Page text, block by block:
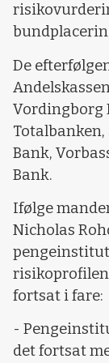
De
Vordingborg
Totalbanken,
Bank,
Bank.
Ifølge
Nicholas
fortsat i fare:
-
det fortsat